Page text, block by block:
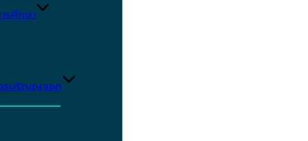
รศึกษา
รปริญญาเอก